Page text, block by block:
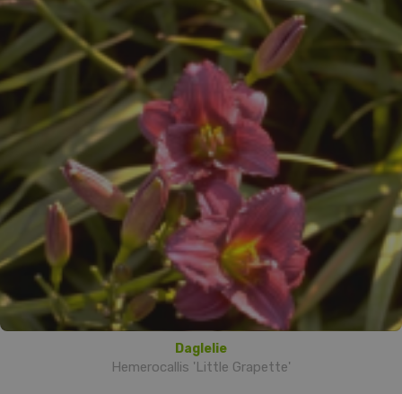
Daglelie
Hemerocallis 'Little Grapette'